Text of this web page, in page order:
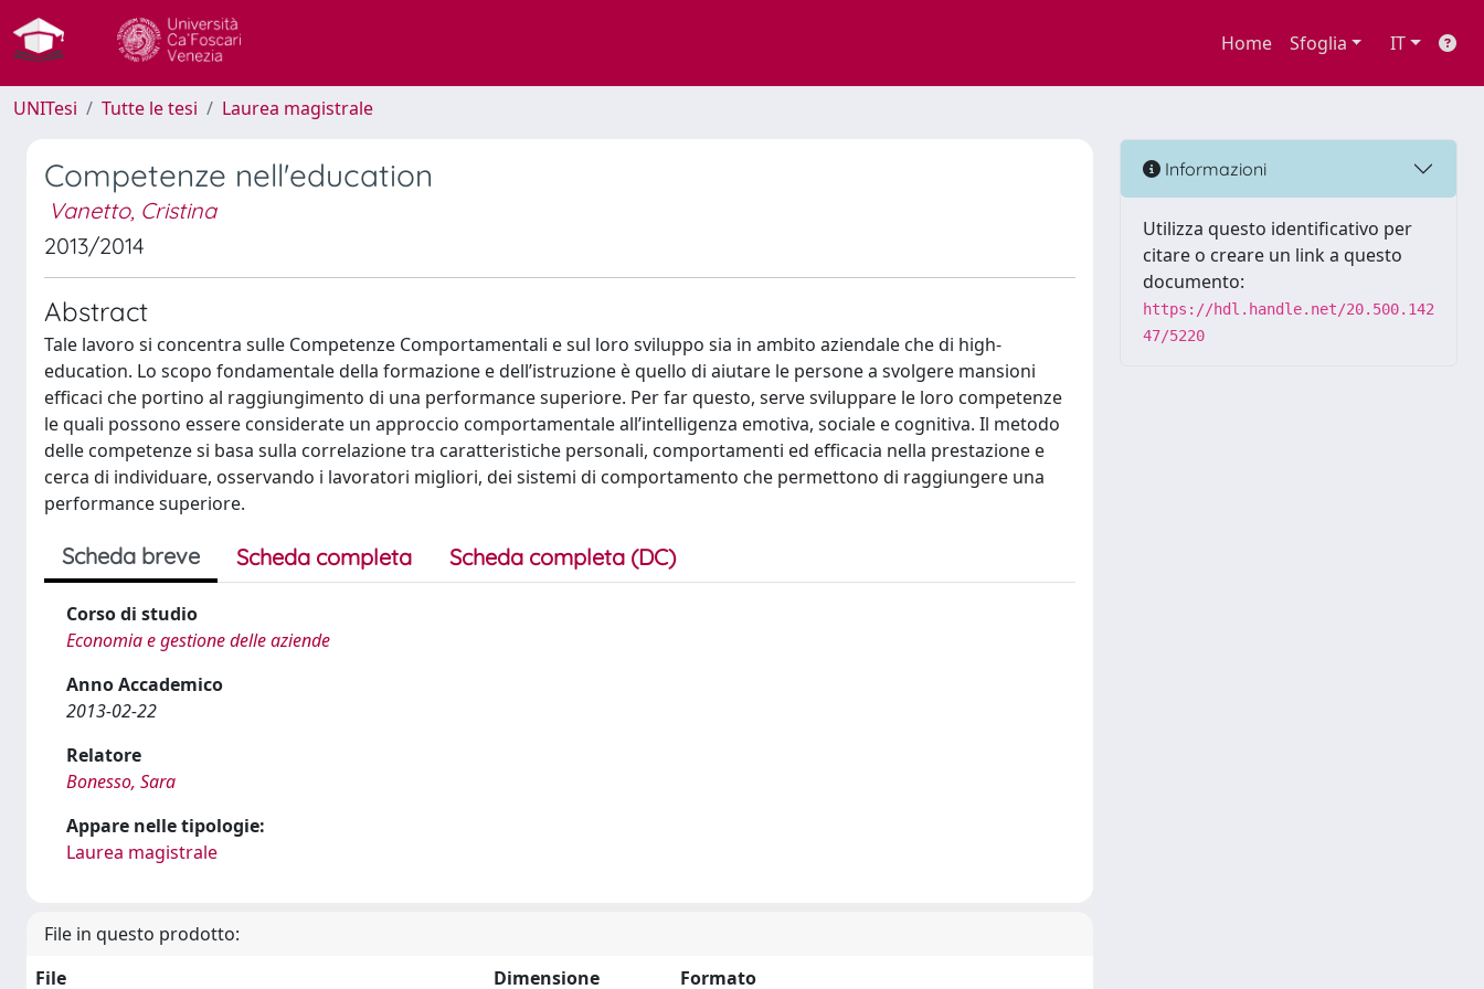
Home Sfoglia IT
UNITesi Tutte le tesi Laurea magistrale
Competenze nell'education
Vanetto, Cristina
2013/2014
Abstract
Tale lavoro si concentra sulle Competenze Comportamentali e sul loro sviluppo sia in ambito aziendale che di high-
education. Lo scopo fondamentale della formazione e dell’istruzione è quello di aiutare le persone a svolgere mansioni
efficaci che portino al raggiungimento di una performance superiore. Per far questo, serve sviluppare le loro competenze
le quali possono essere considerate un approccio comportamentale all’intelligenza emotiva, sociale e cognitiva. Il metodo
delle competenze si basa sulla correlazione tra caratteristiche personali, comportamenti ed efficacia nella prestazione e
cerca di individuare, osservando i lavoratori migliori, dei sistemi di comportamento che permettono di raggiungere una
performance superiore.
Scheda breve Scheda completa Scheda completa (DC)
Corso di studio
Economia e gestione delle aziende
Anno Accademico
2013-02-22
Relatore
Bonesso, Sara
Appare nelle tipologie:
Laurea magistrale
File in questo prodotto:
File
Dimensione Formato
Informazioni
Utilizza questo identificativo per
citare o creare un link a questo
documento:
https://hdl.handle.net/20.500.142
47/5220